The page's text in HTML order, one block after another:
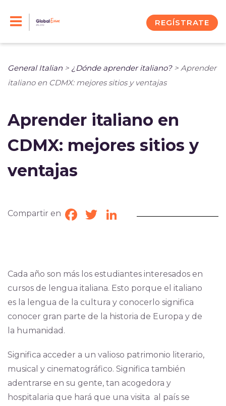
REGÍSTRATE
General Italian > ¿Dónde aprender italiano?> Aprender
italiano en CDMX: mejores sitios y ventajas
Aprender italiano en
CDMX: mejores sitios y
ventajas
Compartir en Facebook
TwitterLinkedIn
Cada año son más los estudiantes interesados en
cursos de lengua italiana. Esto porque el italiano
es la lengua de la cultura y conocerlo significa
conocer gran parte de la historia de Europa y de
la humanidad.
Significa acceder a un valioso patrimonio literario,
musical y cinematográfico. Significa también
adentrarse en su gente, tan acogedora y
hospitalaria que hará que una visita al país se